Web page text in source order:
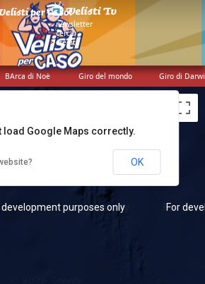
BArca di Noè Giro del mondo Giro di
per Caso!
> newsletter
> cerca
> credits
For
development purposes only
development purposes only
load Google Maps correctly.
OK